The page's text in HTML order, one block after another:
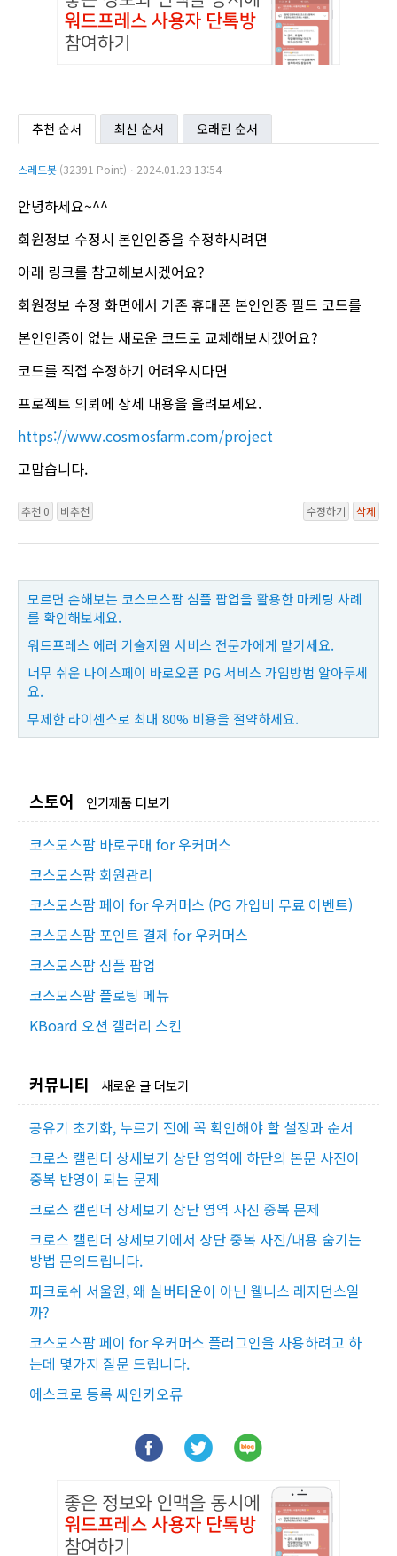
추천 순서 최신 순서 오래된 순서
스레드봇 (32391 Point)ㆍ2024.01.23 13:54
안녕하세요~^^
회원정보 수정시 본인인증을 수정하시려면
아래 링크를 참고해보시겠어요?
회원정보 수정 화면에서 기존 휴대폰 본인인증 필드 코드를
본인인증이 없는 새로운 코드로 교체해보시겠어요?
코드를 직접 수정하기 어려우시다면
프로젝트 의뢰에 상세 내용을 올려보세요.
https://www.cosmosfarm.com/project
고맙습니다.
추천 0 비추천 수정하기 삭제
모르면 손해보는 코스모스팜 심플 팝업을 활용한 마케팅 사례
를 확인해보세요.
워드프레스 에러 기술지원 서비스 전문가에게 맡기세요.
너무 쉬운 나이스페이 바로오픈 PG 서비스 가입방법 알아두세
요.
무제한 라이센스로 최대 80% 비용을 절약하세요.
스토어 인기제품 더보기
코스모스팜 바로구매 for 우커머스
코스모스팜 회원관리
코스모스팜 페이 for 우커머스 (PG 가입비 무료 이벤트)
코스모스팜 포인트 결제 for 우커머스
코스모스팜 심플 팝업
코스모스팜 플로팅 메뉴
KBoard 오션 갤러리 스킨
커뮤니티 새로운 글 더보기
공유기 초기화, 누르기 전에 꼭 확인해야 할 설정과 순서
크로스 캘린더 상세보기 상단 영역에 하단의 본문 사진이
중복 반영이 되는 문제
크로스 캘린더 상세보기 상단 영역 사진 중복 문제
크로스 캘린더 상세보기에서 상단 중복 사진/내용 숨기는
방법 문의드립니다.
파크로쉬 서울원, 왜 실버타운이 아닌 웰니스 레지던스일
까?
코스모스팜 페이 for 우커머스 플러그인을 사용하려고 하
는데 몇가지 질문 드립니다.
에스크로 등록 싸인키오류